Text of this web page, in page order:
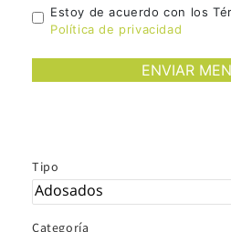
Estoy de acuerdo con los
Política de privacidad
Tipo
Categoría